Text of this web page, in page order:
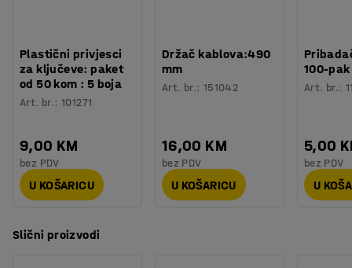
zatvorenom ili otvorenom prostoru. Kad se baterija
isprazni možete vidjeti na zaslonu. Također dobivate
obavijest i putem e-pošte. Kod možete mijenjati bilo kad i
koliko često želite.
Ormarić možete otvoriti i osobnim kodom.
Plastični privjesci
za ključeve: paket
od 50 kom : 5 boja
Art. br.:101271
9,00 KM
bez PDV
U KOŠARICU
Držač kablova:490
mm
Art. br.: 151042
16,00 KM
bez PDV
U KOŠARICU
100-pak
Art. br.:
5,00
bez PDV
U
Slični proizvodi